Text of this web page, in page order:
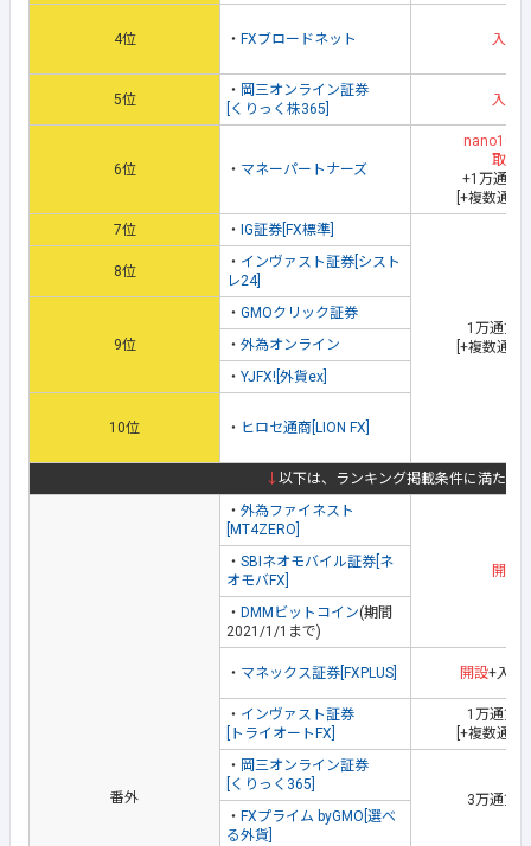
4位 ・ FXブロードネット 入金
5位
・ 岡三オンライン証券
[くりっく株365]
入金
6位 ・ マネーパートナーズ
nano100
取引
+1万通貨
[+複数通貨
7位
・ IG証券[FX標準]
1万通貨
[+複数通貨
8位
・ インヴァスト証券[シスト
レ24]
9位
・ GMOクリック証券
・ 外為オンライン
・ YJFX![外貨ex]
10位 ・ ヒロセ通商[LION FX]
↓ 以下は、ランキング掲載条件に満たな
番外
・ 外為ファイネスト
[MT4ZERO]
開設
・ SBIネオモバイル証券[ネ
オモバFX]
・ DMMビットコイン(期間
2021/1/1まで)
・ マネックス証券[FXPLUS] 開設+入金
・ インヴァスト証券
[トライオートFX]
1万通貨
[+複数通貨
・ 岡三オンライン証券
[くりっく365]
3万通貨
・ FXプライム byGMO[選べ
る外貨]